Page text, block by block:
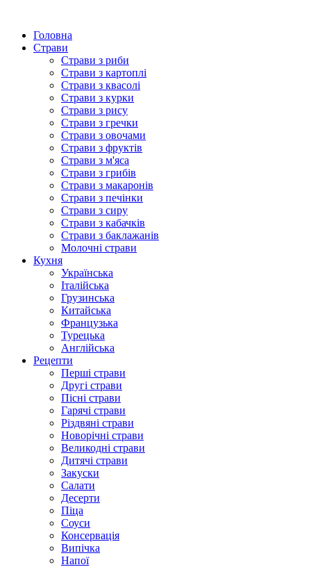
Головна
Страви
Страви з риби
Страви з картоплі
Страви з квасолі
Страви з курки
Страви з рису
Страви з гречки
Страви з овочами
Страви з фруктів
Страви з м'яса
Страви з грибів
Страви з макаронів
Страви з печінки
Страви з сиру
Страви з кабачків
Страви з баклажанів
Молочні страви
Кухня
Українська
Італійська
Грузинська
Китайська
Французька
Турецька
Англійська
Рецепти
Перші страви
Другі страви
Пісні страви
Гарячі страви
Різдвяні страви
Новорічні страви
Великодні страви
Дитячі страви
Закуски
Салати
Десерти
Піца
Соуси
Консервація
Випічка
Напої